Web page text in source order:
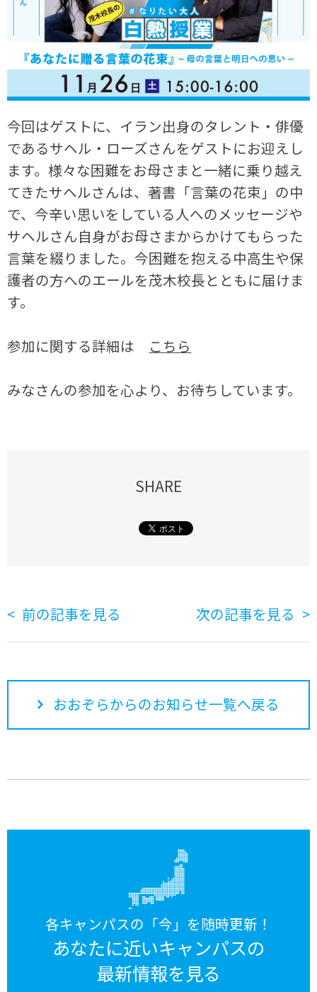
今回はゲストに、イラン出身のタレント・俳優
であるサヘル・ローズさんをゲストにお迎えし
ます。様々な困難をお母さまと一緒に乗り越え
てきたサヘルさんは、著書「言葉の花束」の中
で、今辛い思いをしている人へのメッセージや
サヘルさん自身がお母さまからかけてもらった
言葉を綴りました。今困難を抱える中高生や保
護者の方へのエールを茂木校長とともに届けま
す。
参加に関する詳細は こちら
みなさんの参加を心より、お待ちしています。
SHARE
前の記事を見る 次の記事を見る
おおぞらからのお知らせ一覧へ戻る
各キャンパスの「今」を随時更新！
あなたに近いキャンパスの
最新情報を見る